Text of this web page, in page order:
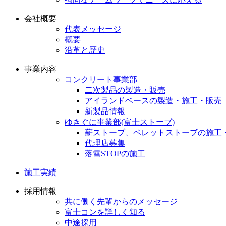
会社概要
代表メッセージ
概要
沿革と歴史
事業内容
コンクリート事業部
二次製品の製造・販売
アイランドベースの製造・施工・販売
新製品情報
ゆきぐに事業部(富士ストーブ)
薪ストーブ、ペレットストーブの施工
代理店募集
落雪STOPの施工
施工実績
採用情報
共に働く先輩からのメッセージ
富士コンを詳しく知る
中途採用